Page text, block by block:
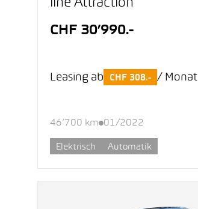
line Attraction
CHF 30’990.-
Leasing ab CHF 308.- / Monat
46’700 km 01/2022
Elektrisch Automatik